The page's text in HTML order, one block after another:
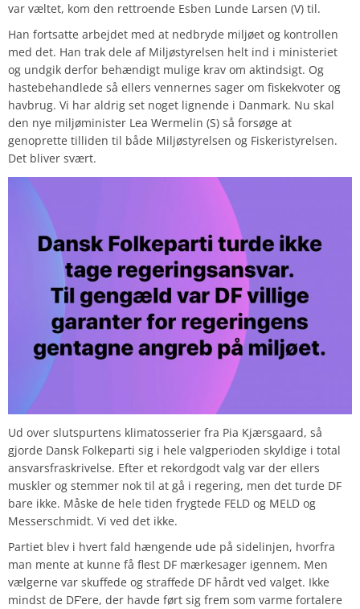
var væltet, kom den rettroende Esben Lunde Larsen (V) til.
Han fortsatte arbejdet med at nedbryde miljøet og kontrollen
med det. Han trak dele af Miljøstyrelsen helt ind i ministeriet
og undgik derfor behændigt mulige krav om aktindsigt. Og
hastebehandlede så ellers vennernes sager om fiskekvoter og
havbrug. Vi har aldrig set noget lignende i Danmark. Nu skal
den nye miljøminister Lea Wermelin (S) så forsøge at
genoprette tilliden til både Miljøstyrelsen og Fiskeristyrelsen.
Det bliver svært.
Ud over slutspurtens klimatosserier fra Pia Kjærsgaard, så
gjorde Dansk Folkeparti sig i hele valgperioden skyldige i total
ansvarsfraskrivelse. Efter et rekordgodt valg var der ellers
muskler og stemmer nok til at gå i regering, men det turde DF
bare ikke. Måske de hele tiden frygtede FELD og MELD og
Messerschmidt. Vi ved det ikke.
Partiet blev i hvert fald hængende ude på sidelinjen, hvorfra
man mente at kunne få flest DF mærkesager igennem. Men
vælgerne var skuffede og straffede DF hårdt ved valget. Ikke
mindst de DF’ere, der havde ført sig frem som varme fortalere